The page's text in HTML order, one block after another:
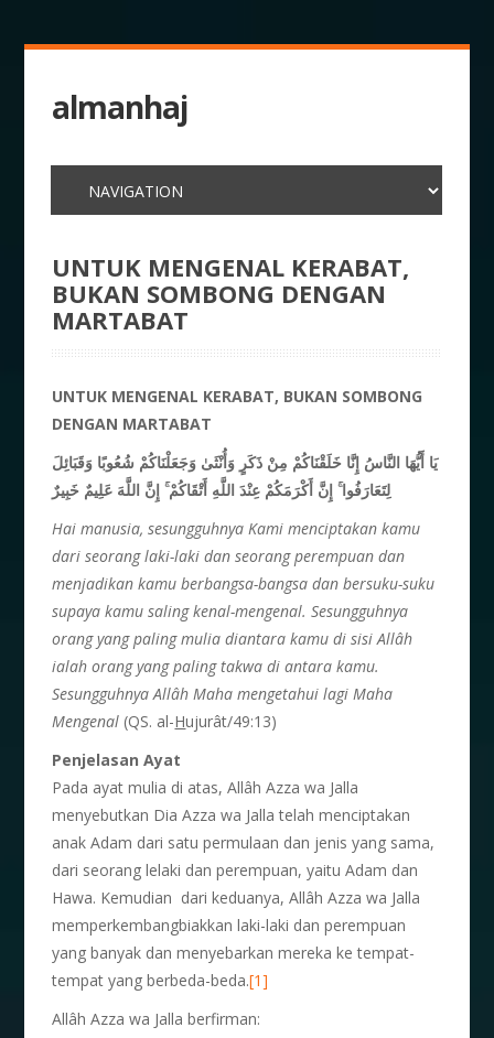
almanhaj
UNTUK MENGENAL KERABAT,
BUKAN SOMBONG DENGAN
MARTABAT
UNTUK MENGENAL KERABAT, BUKAN SOMBONG
DENGAN MARTABAT
يَا أَيُّهَا النَّاسُ إِنَّا خَلَقْنَاكُمْ مِنْ ذَكَرٍ وَأُنْثَىٰ وَجَعَلْنَاكُمْ شُعُوبًا وَقَبَائِلَ
لِتَعَارَفُوا ۚ إِنَّ أَكْرَمَكُمْ عِنْدَ اللَّهِ أَتْقَاكُمْ ۚ إِنَّ اللَّهَ عَلِيمٌ خَبِيرٌ
Hai manusia, sesungguhnya Kami menciptakan kamu
dari seorang laki-laki dan seorang perempuan dan
menjadikan kamu berbangsa-bangsa dan bersuku-suku
supaya kamu saling kenal-mengenal. Sesungguhnya
orang yang paling mulia diantara kamu di sisi Allâh
ialah orang yang paling takwa di antara kamu.
Sesungguhnya Allâh Maha mengetahui lagi Maha
Mengenal (QS. al-Hujurât/49:13)
Penjelasan Ayat
Pada ayat mulia di atas, Allâh Azza wa Jalla
menyebutkan Dia Azza wa Jalla telah menciptakan
anak Adam dari satu permulaan dan jenis yang sama,
dari seorang lelaki dan perempuan, yaitu Adam dan
Hawa. Kemudian dari keduanya, Allâh Azza wa Jalla
memperkembangbiakkan laki-laki dan perempuan
yang banyak dan menyebarkan mereka ke tempat-
tempat yang berbeda-beda.[1]
Allâh Azza wa Jalla berfirman: